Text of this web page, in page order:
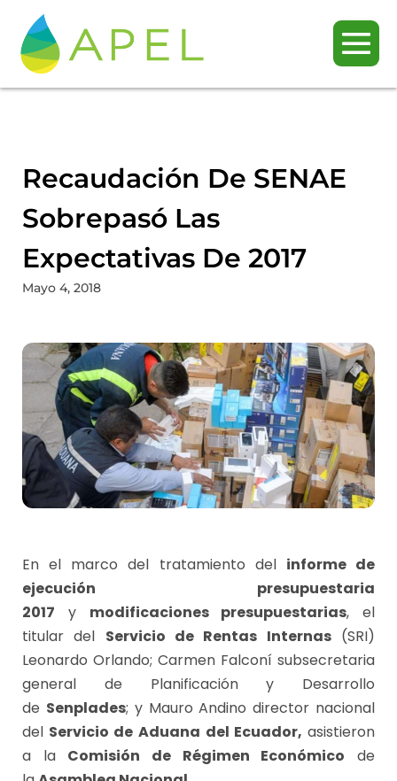
Recaudación De SENAE
Sobrepasó Las
Expectativas De 2017
Mayo 4, 2018
En el marco del tratamiento del informe de
ejecución presupuestaria
2017 y modificaciones presupuestarias, el
titular del Servicio de Rentas Internas(SRI)
Leonardo Orlando; Carmen Falconí subsecretaria
general de Planificación y Desarrollo
de Senplades; y Mauro Andino director nacional
del Servicio de Aduana del Ecuador, asistieron
a la Comisión de Régimen Económico de